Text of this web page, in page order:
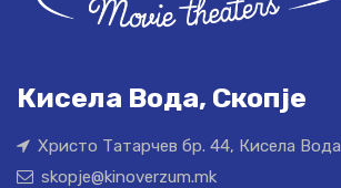
Кисела Вода, Скопје
Христо Татарчев бр. 44, Кисела Вода
skopje@kinoverzum.mk